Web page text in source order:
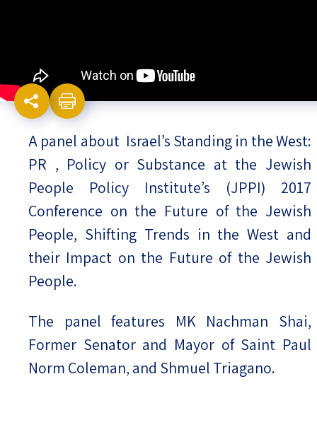
A panel about Israel’s Standing in the West:
PR , Policy or Substance at the Jewish
People Policy Institute’s (JPPI) 2017
Conference on the Future of the Jewish
People, Shifting Trends in the West and
their Impact on the Future of the Jewish
People.
The panel features MK Nachman Shai,
Former Senator and Mayor of Saint Paul
Norm Coleman, and Shmuel Triagano.